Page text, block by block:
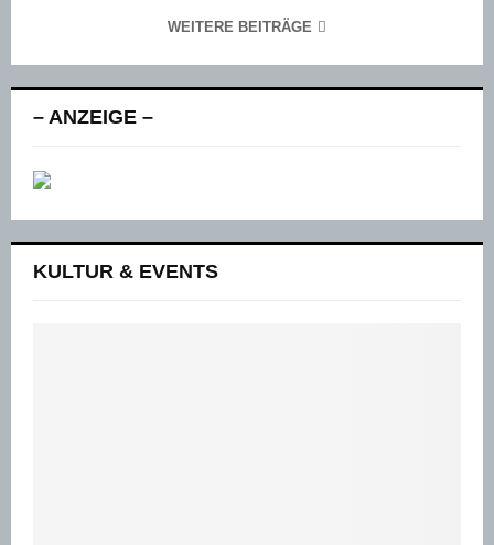
WEITERE BEITRÄGE
– ANZEIGE –
KULTUR & EVENTS